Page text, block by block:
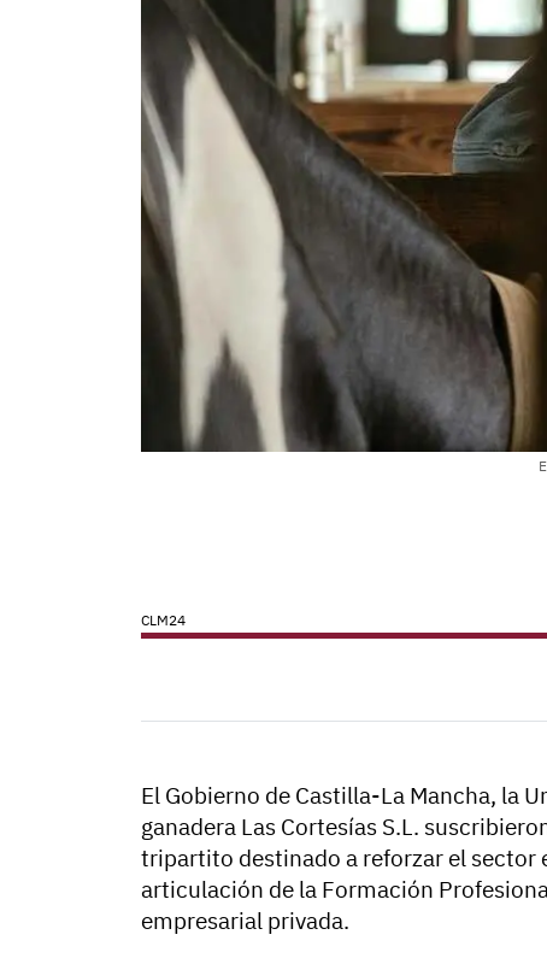
CLM24
El Gobierno de Castilla-La Mancha, la
ganadera Las Cortesías S.L.
tripartito destinado a reforzar el sector
articulación de la Formación
empresarial privada.